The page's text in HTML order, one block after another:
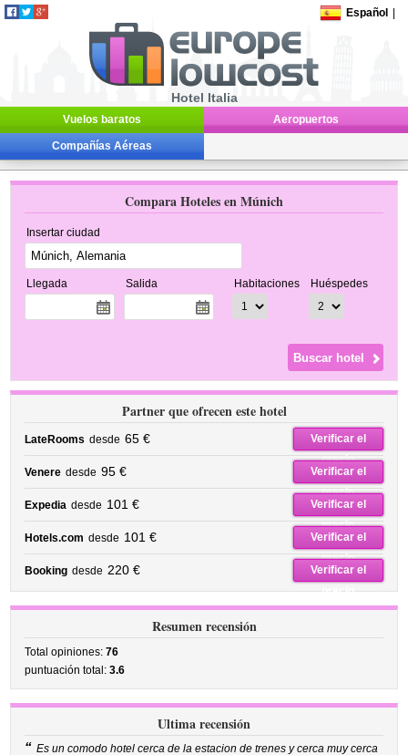
Español
Hotel Italia
Vuelos baratos Aeropuertos
Compañías Aéreas
Compara Hoteles en Múnich
Insertar ciudad
Llegada Salida Habitaciones Huéspedes
Partner que ofrecen este hotel
LateRooms desde 65 €
Verificar el
precio
Venere desde 95 €
Verificar el
precio
Expedia desde 101 €
Verificar el
precio
Hotels.com desde 101 €
Verificar el
precio
Booking desde 220 €
Verificar el
precio
Resumen recensión
Total opiniones:76
puntuación total:3.6
Ultima recensión
“ Es un comodo hotel cerca de la estacion de trenes y cerca muy cerca